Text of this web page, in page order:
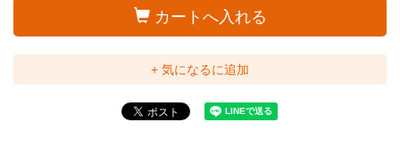
カートへ入れる
+ 気になるに追加